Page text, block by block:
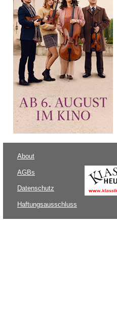
About
AGBs
Datenschutz
Haftungsausschluss